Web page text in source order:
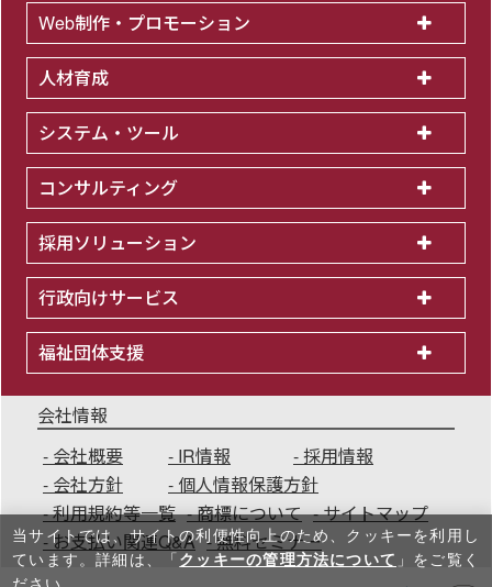
Web制作・プロモーション
人材育成
システム・ツール
コンサルティング
採用ソリューション
行政向けサービス
福祉団体支援
会社情報
会社概要
IR情報
採用情報
会社方針
個人情報保護方針
利用規約等一覧
商標について
サイトマップ
お支払い関連Q&A
無料セミナー
当サイトでは、サイトの利便性向上のため、クッキーを利⽤し
ています。詳細は、「 クッキーの管理方法について 」をご覧く